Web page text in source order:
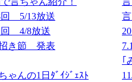
5/13放送
4/8放送
き節 発表
｢
ゃんの1日ﾀﾞｲｼﾞｪｽﾄ